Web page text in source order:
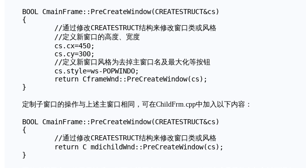
BOOL CmainFrame::PreCreateWindow(CREATESTRUCT&cs)
{
        //通过修改CREATESTRUCT结构来修改窗口类或风格
        //定义新窗口的高度、宽度
        cs.cx=450;
        cs.cy=300;
        //定义新窗口风格为去掉主窗口名及最大化等按钮
        cs.style=ws-POPWINDO;
        return CframeWnd::PreCreateWindow(cs);
}
定制子窗口的操作与上述主窗口相同，可在ChildFrm.cpp中加入以下内容：
BOOL CmainFrame::PreCreateWindow(CREATESTRUCT&cs)
{
        //通过修改CREATESTRUCT结构来修改窗口类或风格
        return C mdichildWnd::PreCreateWindow(cs);
}